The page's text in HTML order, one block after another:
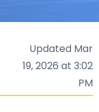
Updated Mar
19, 2026 at 3:02
PM